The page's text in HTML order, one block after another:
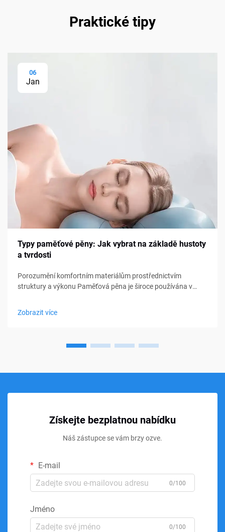
Praktické tipy
06
Jan
Typy paměťové pěny: Jak vybrat na základě hustoty
a tvrdosti
Porozumění komfortním materiálům prostřednictvím
struktury a výkonu Paměťová pěna je široce používána v
Zobrazit více
Získejte bezplatnou nabídku
Náš zástupce se vám brzy ozve.
E-mail
0/100
Jméno
0/100